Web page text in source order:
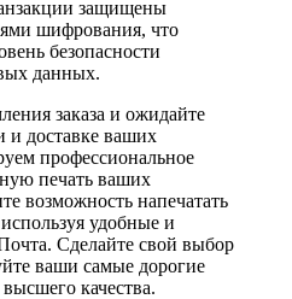
защищены
шифрования, что
безопасности
данных.
заказа и ожидайте
и доставке ваших
профессиональное
печать ваших
возможность напечатать
удобные и
Сделайте свой выбор
ваши самые дорогие
качества.